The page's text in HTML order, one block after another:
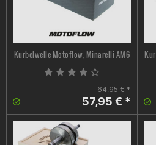
Kurbelwelle Motoflow, Minarelli AM6
64,95 € *
57,95 € *